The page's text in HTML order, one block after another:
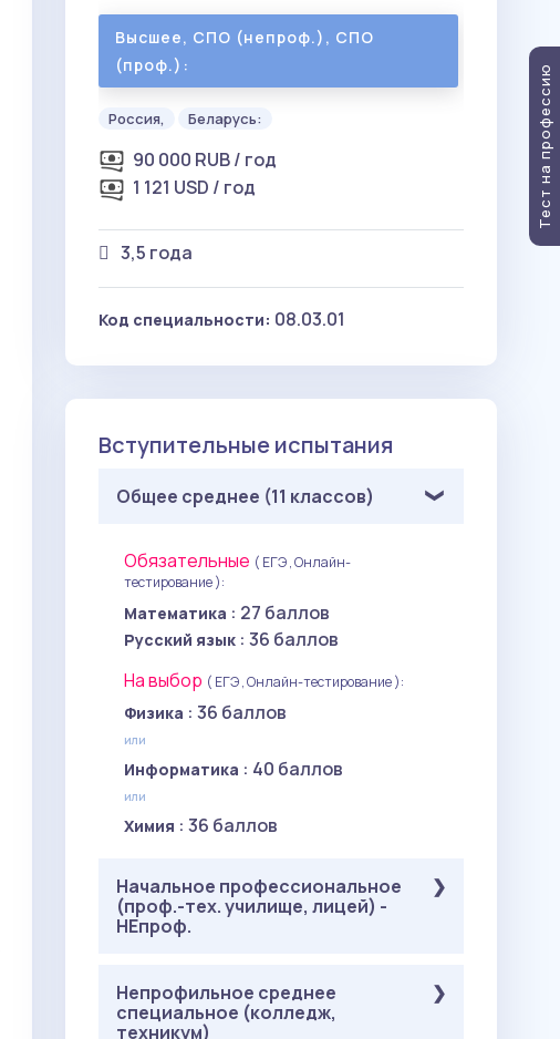
Высшее, СПО (непроф.), СПО
(проф.):
Россия, Беларусь:
90 000 RUB / год
1 121 USD / год
3,5 года
Код специальности: 08.03.01
Вступительные испытания
Общее среднее (11 классов)
Обязательные ( ЕГЭ , Онлайн-
тестирование ):
Математика : 27 баллов
Русский язык : 36 баллов
На выбор ( ЕГЭ , Онлайн-тестирование ):
Физика : 36 баллов
или
Информатика : 40 баллов
или
Химия : 36 баллов
Начальное профессиональное
(проф.-тех. училище, лицей) -
НЕпроф.
Обязательные ( ЕГЭ ):
Математика: 27 баллов
Непрофильное среднее
специальное (колледж,
техникум)
Тест на профессию